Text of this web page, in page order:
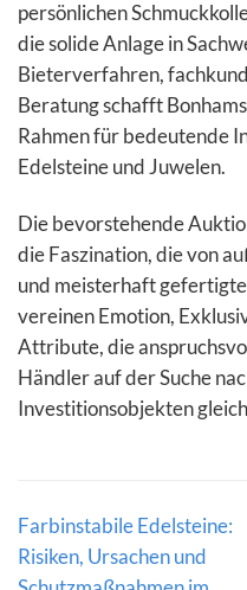
persönlichen
die solide Anlage in
Bieterverfahren,
Beratung schafft
Rahmen für bedeutende
Edelsteine und Juwelen.
Die bevorstehende
die Faszination, die von
und meisterhaft
vereinen Emotion,
Attribute, die
Händler auf der Suche
Investitionsobjekten
Farbinstabile Edelsteine:
Risiken, Ursachen und